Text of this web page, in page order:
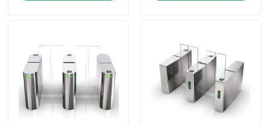
Over ons
Fabrieksreis